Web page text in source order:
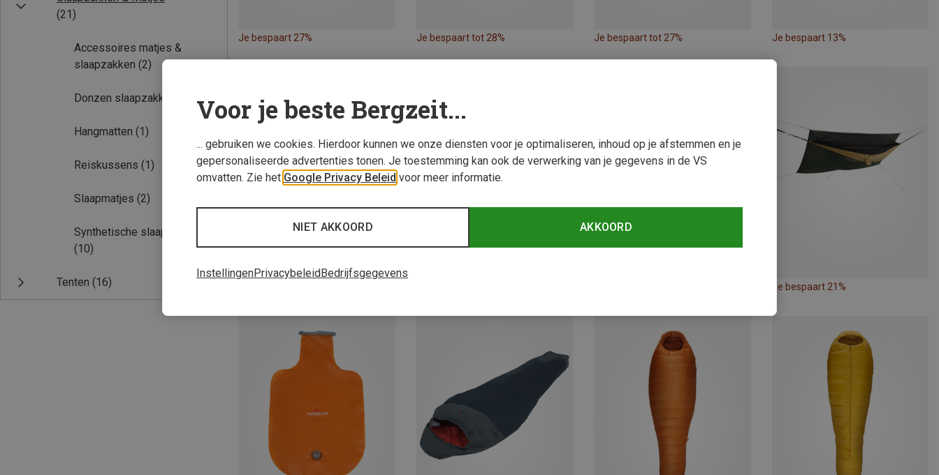
(21)
Accessoires matjes &
slaapzakken (2)
Donzen slaapzakken
Hangmatten (1)
Reiskussens (1)
Slaapmatjes (2)
Synthetische slaapzakken
(10)
Tenten (16)
Je bespaart 27% Je bespaart tot 28% Je bespaart tot 27% Je bespaart 13%
Je bespaart 21%
Voor je beste Bergzeit...
... gebruiken we cookies. Hierdoor kunnen we onze diensten voor je optimaliseren, inhoud op je afstemmen en je
gepersonaliseerde advertenties tonen. Je toestemming kan ook de verwerking van je gegevens in de VS
omvatten. Zie het Google Privacy Beleid voor meer informatie.
AKKOORD
NIET AKKOORD
InstellingenPrivacybeleidBedrijfsgegevens